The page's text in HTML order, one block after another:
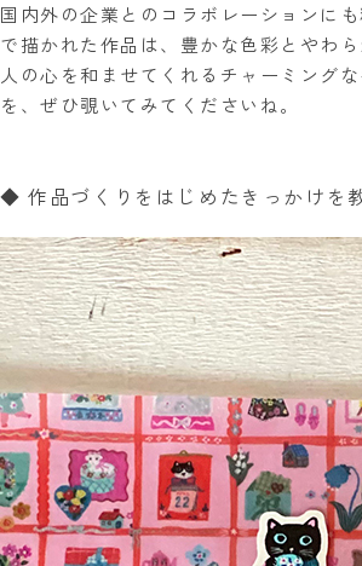
国内外の企業とのコラボレーションに
で描かれた作品は、豊かな色彩とやわ
人の心を和ませてくれるチャーミング
を、ぜひ覗いてみてくださいね。
◆ 作品づくりをはじめたきっかけを